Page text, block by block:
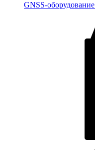
GNSS-оборудование